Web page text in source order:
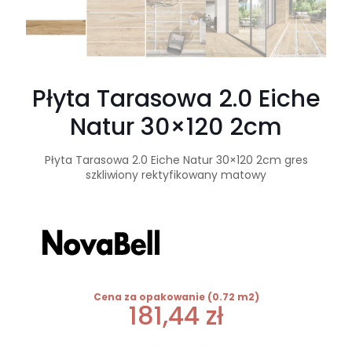
Płyta Tarasowa 2.0 Eiche
Natur 30×120 2cm
Płyta Tarasowa 2.0 Eiche Natur 30×120 2cm gres
szkliwiony rektyfikowany matowy
Cena za opakowanie (0.72 m2)
181,44 zł